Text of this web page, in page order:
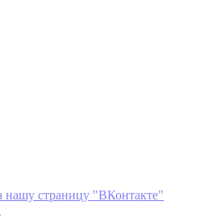
нашу страницу "ВКонтакте"